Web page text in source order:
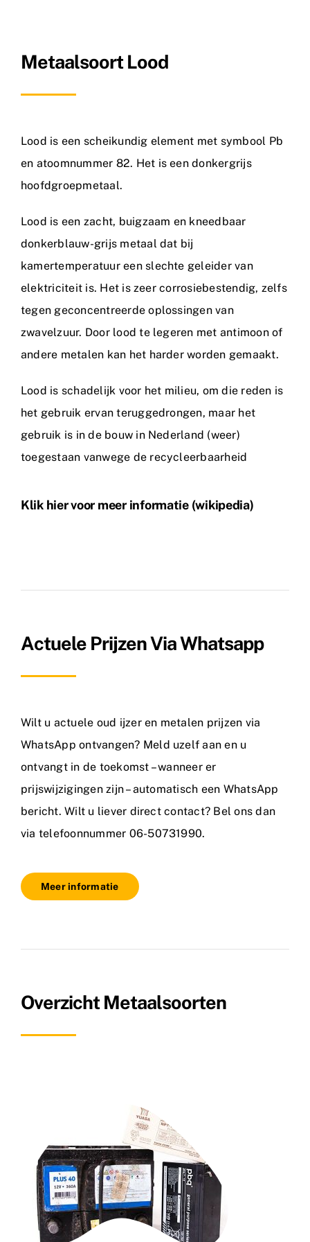
Contact
Metaalsoort Lood
Lood is een scheikundig element met symbool Pb
en atoomnummer 82. Het is een donkergrijs
hoofdgroepmetaal.
Lood is een zacht, buigzaam en kneedbaar
donkerblauw-grijs metaal dat bij
kamertemperatuur een slechte geleider van
elektriciteit is. Het is zeer corrosiebestendig, zelfs
tegen geconcentreerde oplossingen van
zwavelzuur. Door lood te legeren met antimoon of
andere metalen kan het harder worden gemaakt.
Lood is schadelijk voor het milieu, om die reden is
het gebruik ervan teruggedrongen, maar het
gebruik is in de bouw in Nederland (weer)
toegestaan vanwege de recycleerbaarheid
Klik hier voor meer informatie (wikipedia)
Actuele Prijzen Via Whatsapp
Wilt u actuele oud ijzer en metalen prijzen via
WhatsApp ontvangen? Meld uzelf aan en u
ontvangt in de toekomst – wanneer er
prijswijzigingen zijn – automatisch een WhatsApp
bericht. Wilt u liever direct contact? Bel ons dan
via telefoonnummer 06-50731990.
Meer informatie
Overzicht Metaalsoorten